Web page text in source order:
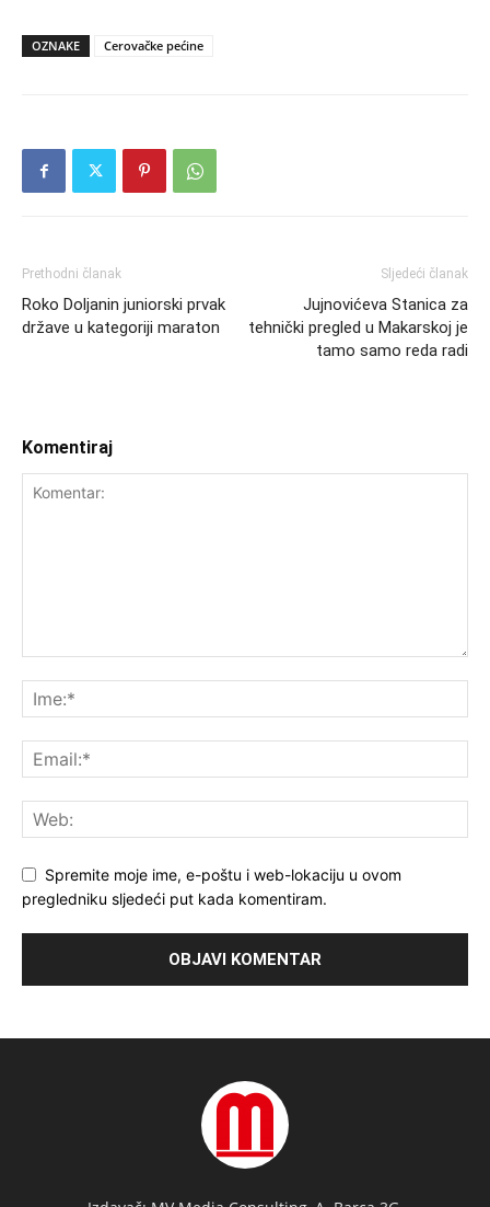
OZNAKE Cerovačke pećine
Prethodni članak
Roko Doljanin juniorski prvak
države u kategoriji maraton
Sljedeći članak
Jujnovićeva Stanica za
tehnički pregled u Makarskoj je
tamo samo reda radi
Komentiraj
Spremite moje ime, e-poštu i web-lokaciju u ovom
pregledniku sljedeći put kada komentiram.